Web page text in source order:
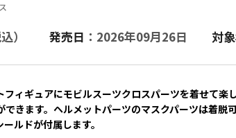
） 発売日 ：2026年09月26日 対
フィギュアにモビルスーツクロスパーツを着せて
できます。ヘルメットパーツのマスクパーツは着
ルドが付属します。